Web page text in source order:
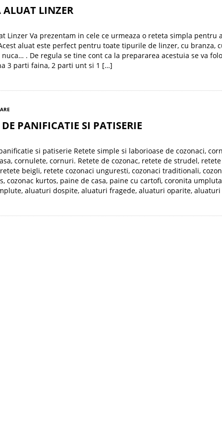
ALUAT LINZER
Linzer Va prezentam in cele ce urmeaza o reteta simpla pentru
aluat este perfect pentru toate tipurile de linzer, cu branza,
nuca… . De regula se tine cont ca la prepararea acestuia se va
3 parti faina, 2 parti unt si 1 […]
DE PANIFICATIE SI PATISERIE
si patiserie Retete simple si laborioase de cozonaci,
cornulete, cornuri. Retete de cozonac, retete de strudel, retete
beigli, retete cozonaci unguresti, cozonaci traditionali,
cozonac kurtos, paine de casa, paine cu cartofi, coronita
aluaturi dospite, aluaturi fragede, aluaturi oparite,